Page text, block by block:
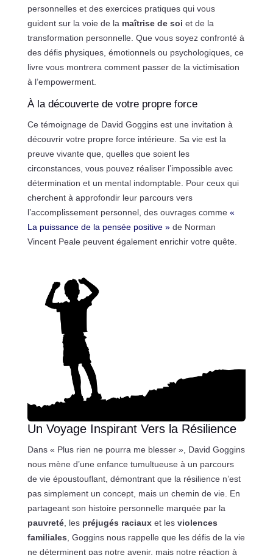
personnelles et des exercices pratiques qui vous
guident sur la voie de la maîtrise de soi et de la
transformation personnelle. Que vous soyez confronté à
des défis physiques, émotionnels ou psychologiques, ce
livre vous montrera comment passer de la victimisation
à l’empowerment.
À la découverte de votre propre force
Ce témoignage de David Goggins est une invitation à
découvrir votre propre force intérieure. Sa vie est la
preuve vivante que, quelles que soient les
circonstances, vous pouvez réaliser l’impossible avec
détermination et un mental indomptable. Pour ceux qui
cherchent à approfondir leur parcours vers
l’accomplissement personnel, des ouvrages comme «
La puissance de la pensée positive »de Norman
Vincent Peale peuvent également enrichir votre quête.
Un Voyage Inspirant Vers la Résilience
Dans « Plus rien ne pourra me blesser », David Goggins
nous mène d’une enfance tumultueuse à un parcours
de vie époustouflant, démontrant que la résilience n’est
pas simplement un concept, mais un chemin de vie. En
partageant son histoire personnelle marquée par la
pauvreté, les préjugés raciauxet les violences
familiales , Goggins nous rappelle que les défis de la vie
ne déterminent pas notre avenir, mais notre réaction à